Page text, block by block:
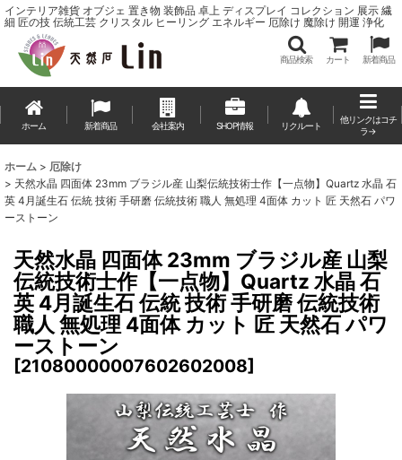
インテリア雑貨 オブジェ 置き物 装飾品 卓上 ディスプレイ コレクション 展示 繊
細 匠の技 伝統工芸 クリスタル ヒーリング エネルギー 厄除け 魔除け 開運 浄化
商品検索 カート 新着商品
ホーム 新着商品 会社案内 SHOP情報 リクルート
他リンクはコチ
ラ→
ホーム > 厄除け
> 天然水晶 四面体 23mm ブラジル産 山梨伝統技術士作【一点物】Quartz 水晶 石
英 4月誕生石 伝統 技術 手研磨 伝統技術 職人 無処理 4面体 カット 匠 天然石 パワ
ーストーン
天然水晶 四面体 23mm ブラジル産 山梨
伝統技術士作【一点物】Quartz 水晶 石
英 4月誕生石 伝統 技術 手研磨 伝統技術
職人 無処理 4面体 カット 匠 天然石 パワ
ーストーン
[21080000007602602008]